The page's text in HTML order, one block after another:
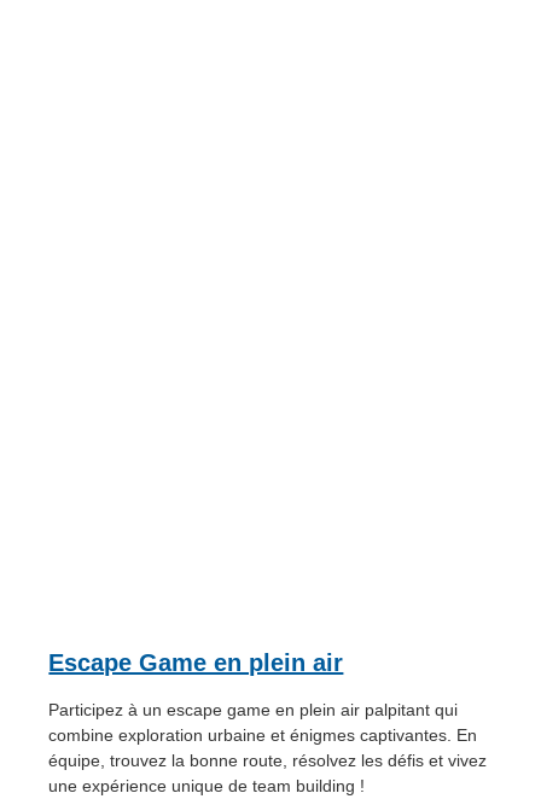
Escape Game en plein air
Participez à un escape game en plein air palpitant qui
combine exploration urbaine et énigmes captivantes. En
équipe, trouvez la bonne route, résolvez les défis et vivez
une expérience unique de team building !